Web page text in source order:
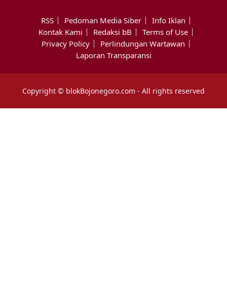
RSS Pedoman Media Siber
Info Iklan
Kontak Kami
Redaksi bB
Terms of Use
Privacy Policy
Perlindungan Wartawan
Laporan Transparansi
Copyright © blokBojonegoro.com - All rights reserved